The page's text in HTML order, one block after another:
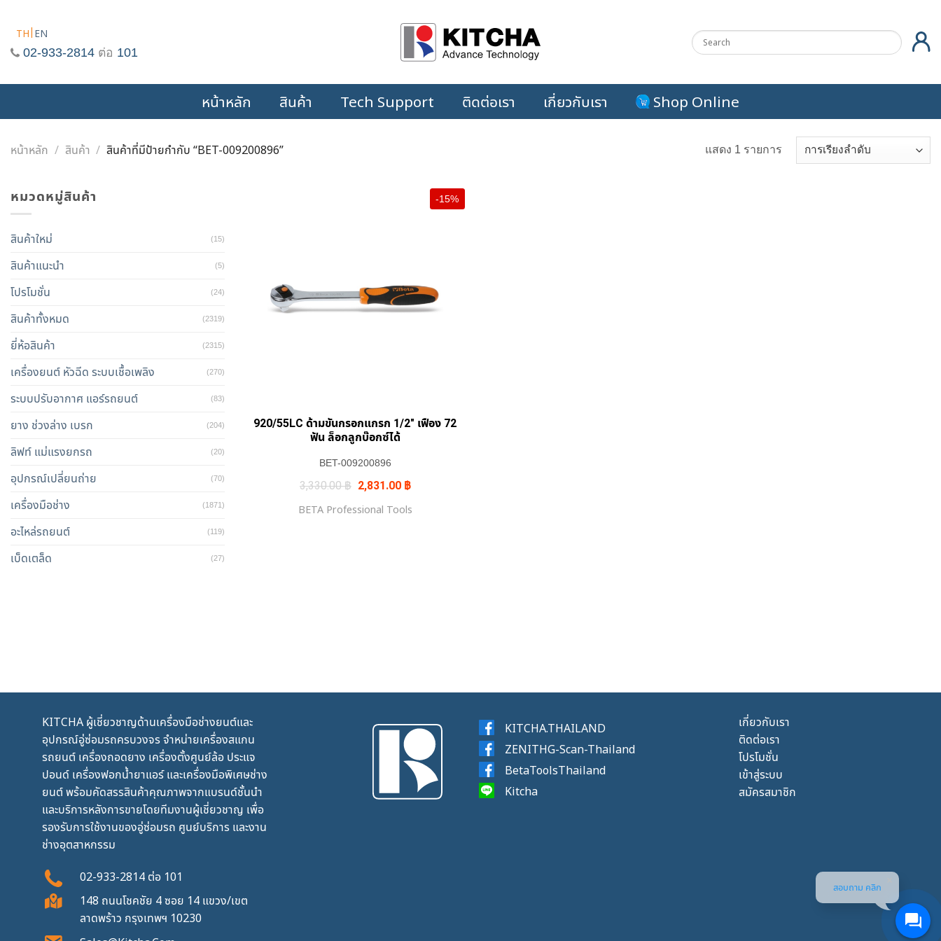
TH EN
02-933-2814 ต่อ 101
หน้าหลัก สินค้า Tech Support ติดต่อเรา เกี่ยวกับเรา Shop Online
หน้าหลัก / สินค้า / สินค้าที่มีป้ายกำกับ “BET-009200896” แสดง 1 รายการ
หมวดหมู่สินค้า
สินค้าใหม่ (15)
สินค้าแนะนำ (5)
โปรโมชั่น (24)
สินค้าทั้งหมด (2319)
ยี่ห้อสินค้า (2315)
เครื่องยนต์ หัวฉีด ระบบเชื้อเพลิง (270)
ระบบปรับอากาศ แอร์รถยนต์ (83)
ยาง ช่วงล่าง เบรก (204)
ลิฟท์ แม่แรงยกรถ (20)
อุปกรณ์เปลี่ยนถ่าย (70)
เครื่องมือช่าง (1871)
อะไหล่รถยนต์ (119)
เบ็ดเตล็ด (27)
-15%
+
920/55LC ด้ามขันกรอกแกรก 1/2″ เฟือง 72
ฟัน ล็อกลูกบ๊อกซ์ได้
BET-009200896
3,330.00฿ Original
price
was:
3,330.00 ฿.
2,831.00 ฿Current
is:
2,831.00 ฿.
BETA Professional Tools
KITCHA ผู้เชี่ยวชาญด้านเครื่องมือช่างยนต์และ
อุปกรณ์อู่ซ่อมรถครบวงจร จำหน่ายเครื่องสแกน
รถยนต์ เครื่องถอดยาง เครื่องตั้งศูนย์ล้อ ประแจ
ปอนด์ เครื่องฟอกน้ำยาแอร์ และเครื่องมือพิเศษช่าง
ยนต์ พร้อมคัดสรรสินค้าคุณภาพจากแบรนด์ชั้นนำ
และบริการหลังการขายโดยทีมงานผู้เชี่ยวชาญ เพื่อ
รองรับการใช้งานของอู่ซ่อมรถ ศูนย์บริการ และงาน
ช่างอุตสาหกรรม
02-933-2814 ต่อ101
148 ถนนโชคชัย 4 ซอย 14 แขวง/เขต
ลาดพร้าว กรุงเทพฯ 10230
KITCHA.THAILAND
ZENITHG-Scan-Thailand
BetaToolsThailand
Kitcha
เกี่ยวกับเรา
ติดต่อเรา
โปรโมชั่น
เข้าสู่ระบบ
สมัครสมาชิก
สอบถาม คลิก